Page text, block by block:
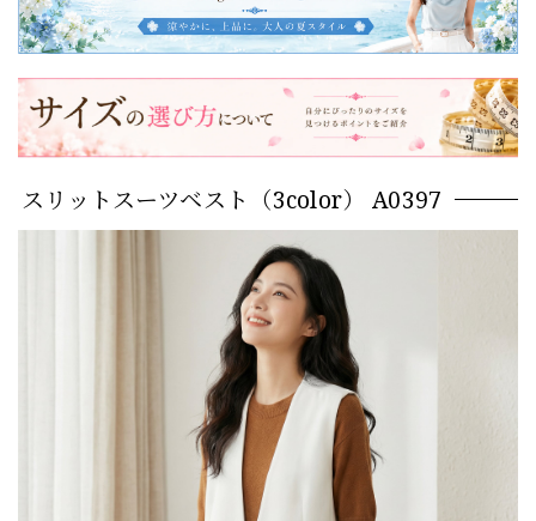
スリットスーツベスト（3color） A0397